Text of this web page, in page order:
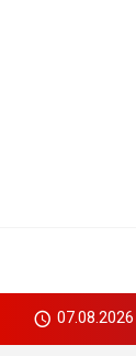
07.08.2026